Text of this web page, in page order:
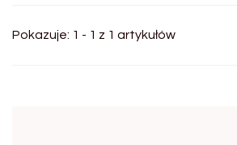
Pokazuje: 1 - 1 z 1 artykułów